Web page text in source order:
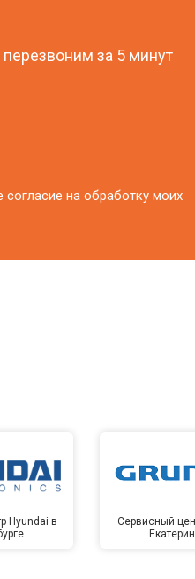
за 5 минут
на обработку моих
Hyundai в
Сервисный